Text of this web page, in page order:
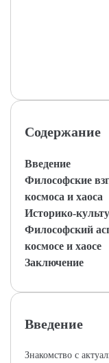
Содержание
Введение
Философские
космоса и хаоса
Историко-
Философский
космосе и хаосе
Заключение
Введение
Знакомство с